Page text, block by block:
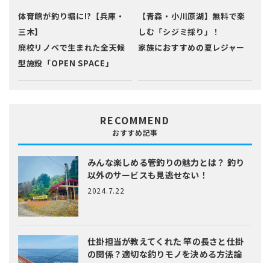
体育館が釣り堀に!?【兵庫・
三木】
廃校リノベで生まれた全天候
型施設「OPEN SPACE」
【青森・小川原湖】無料で楽
しむ「シジミ採り」！
家族におすすめの夏レジャー
RECOMMEND
おすすめ記事
みんな楽しめる管釣りの魅力とは？ 釣り
以外のサービスも見逃せない！
2024.7.22
仕掛担当が教えてくれた竿の長さと仕掛
の関係？適切な釣りモノを決める方法論